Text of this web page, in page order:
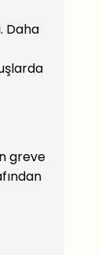
Daha
greve